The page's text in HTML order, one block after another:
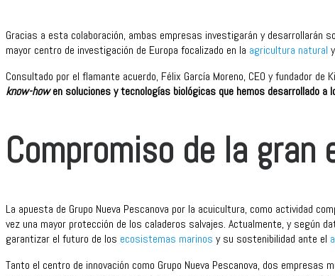
Gracias a esta colaboración, ambas empresas investigarán y desarrollarán
mayor centro de investigación de Europa focalizado en la agricultura natural
Consultado por el flamante acuerdo, Félix García Moreno, CEO y fundador de
know-howen soluciones y tecnologías biológicas que hemos desarrollado a
Compromiso de la gran
La apuesta de Grupo Nueva Pescanova por la acuicultura, como actividad
vez una mayor protección de los caladeros salvajes. Actualmente, y según
garantizar el futuro de los ecosistemas marinos y su sostenibilidad ante el
Tanto el centro de innovación como Grupo Nueva Pescanova, dos